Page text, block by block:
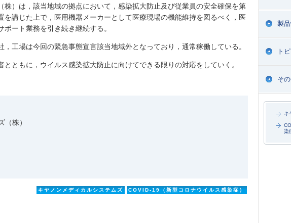
株）は，該当地域の拠点において，感染拡大防止及び従業員の安全確保を第
を講じた上で，医用機器メーカーとして医療現場の機能維持を図るべく，医
ート業務を引き続き継続する。
工場は今回の緊急事態宣言該当地域外となっており，通常稼働している。
ともに，ウイルス感染拡大防止に向けてできる限りの対応をしていく。
（株）
キヤノンメディカルシステムズ COVID-19（新型コロナウイルス感染症）
製
ト
そ
キ
染